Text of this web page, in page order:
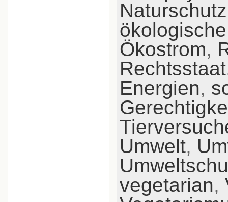
Naturschutz
Ökostrom,
Rechtsstaat
Energien,
Umwelt,
vegetarian,